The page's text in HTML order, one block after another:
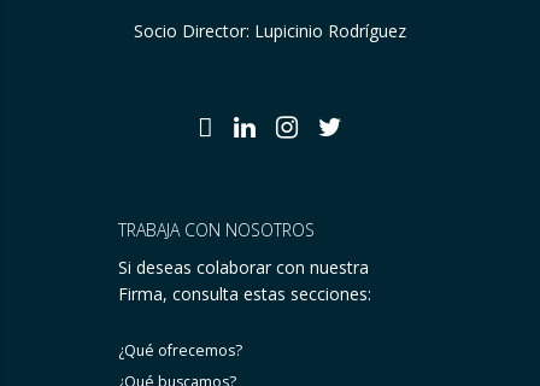
Socio Director: Lupicinio Rodríguez
TRABAJA CON NOSOTROS
Si deseas colaborar con nuestra
Firma, consulta estas secciones:
¿Qué ofrecemos?